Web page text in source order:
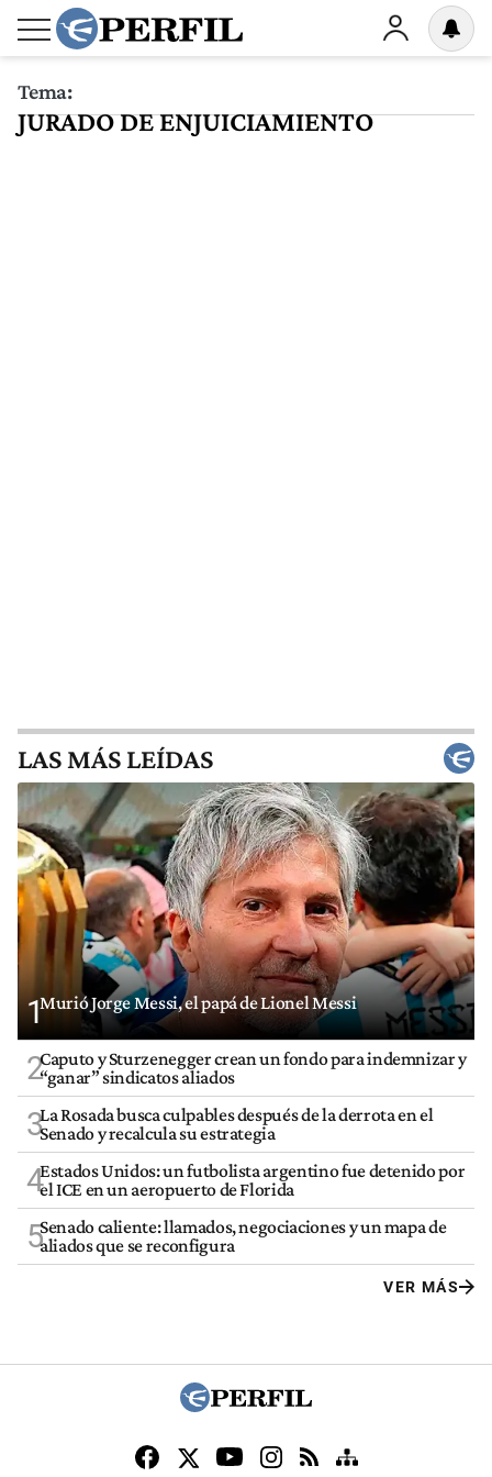
Tema:
JURADO DE ENJUICIAMIENTO
LAS MÁS LEÍDAS
1Murió Jorge Messi, el papá de Lionel Messi
2Caputo y Sturzenegger crean un fondo para indemnizar y
“ganar” sindicatos aliados
3La Rosada busca culpables después de la derrota en el
Senado y recalcula su estrategia
4Estados Unidos: un futbolista argentino fue detenido por
el ICE en un aeropuerto de Florida
5Senado caliente: llamados, negociaciones y un mapa de
aliados que se reconfigura
VER MÁS